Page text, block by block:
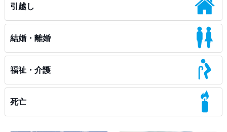
引越し
結婚・離婚
福祉・介護
死亡